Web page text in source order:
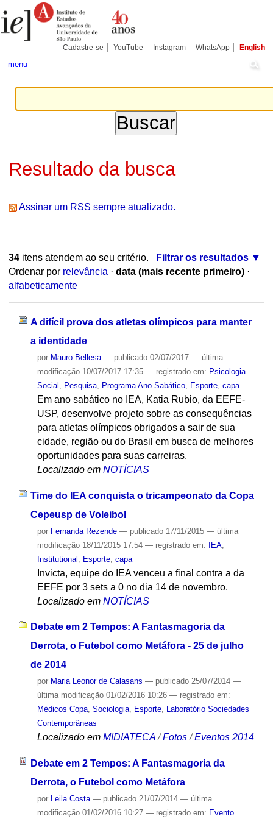
para
conteúdo.
Pessoais
Cadastre-se YouTube Instagram WhatsApp English
menu
Resultado da busca
Assinar um RSS sempre atualizado.
34itens atendem ao seu critério.
Filtrar os resultados
Ordenar por relevância · data (mais recente primeiro) ·
alfabeticamente
A difícil prova dos atletas olímpicos para manter
a identidade
por Mauro Bellesa — publicado02/07/2017 — última
modificação10/07/2017 17:35 — registrado em: Psicologia
Social
Pesquisa, Programa Ano Sabático, Esporte, capa
Em ano sabático no IEA, Katia Rubio, da EEFE-
USP, desenvolve projeto sobre as consequências
para atletas olímpicos obrigados a sair de sua
cidade, região ou do Brasil em busca de melhores
oportunidades para suas carreiras.
Localizado em NOTÍCIAS
Time do IEA conquista o tricampeonato da Copa
Cepeusp de Voleibol
por Fernanda Rezende — publicado17/11/2015 — última
modificação18/11/2015 17:54 — registrado em: IEA,
Institutional
Esporte, capa
Invicta, equipe do IEA venceu a final contra a da
EEFE por 3 sets a 0 no dia 14 de novembro.
Localizado em NOTÍCIAS
Debate em 2 Tempos: A Fantasmagoria da
Derrota, o Futebol como Metáfora - 25 de julho
de 2014
por Maria Leonor de Calasans — publicado25/07/2014 —
última modificação01/02/2016 10:26 — registrado em:
Médicos Copa, Sociologia, Esporte, Laboratório Sociedades
Contemporâneas
Localizado em MIDIATECA /Fotos /Eventos 2014
Debate em 2 Tempos: A Fantasmagoria da
Derrota, o Futebol como Metáfora
por Leila Costa — publicado21/07/2014 — última
modificação01/02/2016 10:27 — registrado em: Evento